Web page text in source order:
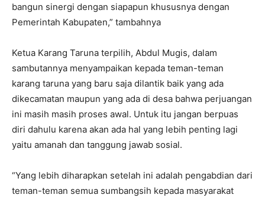
bangun sinergi dengan siapapun khususnya dengan
Pemerintah Kabupaten,” tambahnya
Ketua Karang Taruna terpilih, Abdul Mugis, dalam
sambutannya menyampaikan kepada teman-teman
karang taruna yang baru saja dilantik baik yang ada
dikecamatan maupun yang ada di desa bahwa perjuangan
ini masih masih proses awal. Untuk itu jangan berpuas
diri dahulu karena akan ada hal yang lebih penting lagi
yaitu amanah dan tanggung jawab sosial.
“Yang lebih diharapkan setelah ini adalah pengabdian dari
teman-teman semua sumbangsih kepada masyarakat